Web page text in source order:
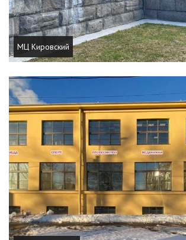
МЦ Кировский